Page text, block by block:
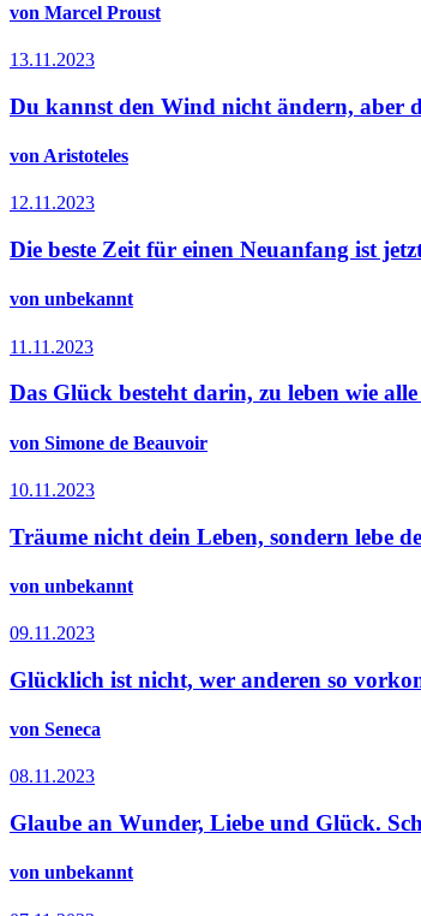
von Marcel Proust
13.11.2023
Du kannst den Wind nicht ändern, aber
von Aristoteles
12.11.2023
Die beste Zeit für einen Neuanfang ist
von unbekannt
11.11.2023
Das Glück besteht darin, zu leben wie
von Simone de Beauvoir
10.11.2023
Träume nicht dein Leben, sondern lebe
von unbekannt
09.11.2023
Glücklich ist nicht, wer anderen so
von Seneca
08.11.2023
Glaube an Wunder, Liebe und Glück.
von unbekannt